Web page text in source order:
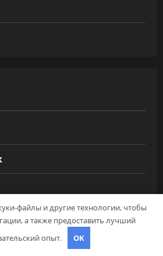
файлы и другие технологии, чтобы
а также предоставить лучший
опыт.
OK